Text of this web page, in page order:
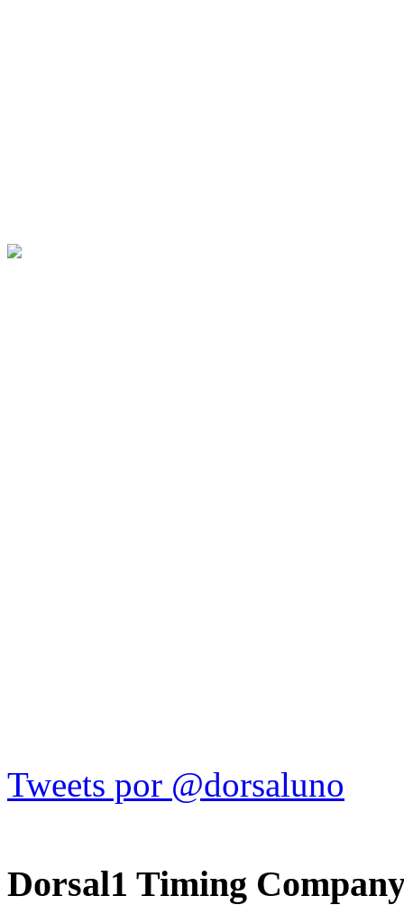
Tweets por @dorsaluno
Dorsal1 Timing